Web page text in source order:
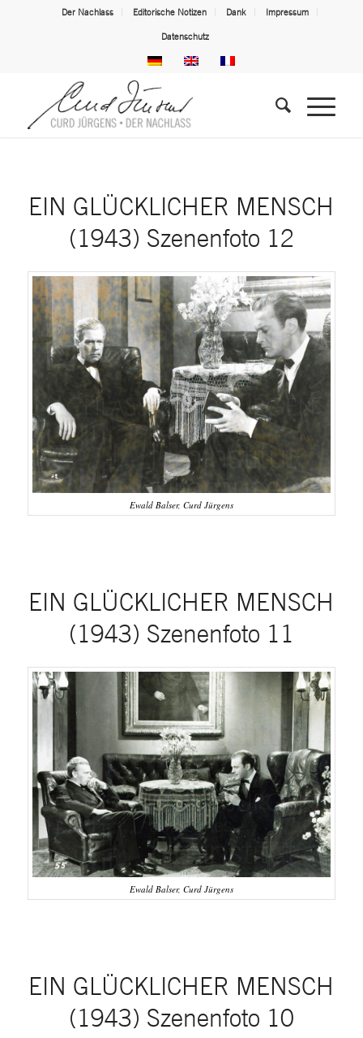
Der Nachlass Editorische Notizen Dank Impressum
Datenschutz
EIN GLÜCKLICHER MENSCH
(1943) Szenenfoto 12
Ewald Balser, Curd Jürgens
EIN GLÜCKLICHER MENSCH
(1943) Szenenfoto 11
Ewald Balser, Curd Jürgens
EIN GLÜCKLICHER MENSCH
(1943) Szenenfoto 10